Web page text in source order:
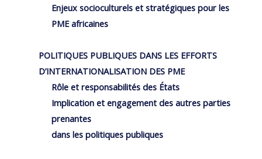
Enjeux socioculturels et stratégiques pour les
PME africaines
POLITIQUES PUBLIQUES DANS LES EFFORTS
D’INTERNATIONALISATION DES PME
Rôle et responsabilités des États
Implication et engagement des autres parties
prenantes
dans les politiques publiques